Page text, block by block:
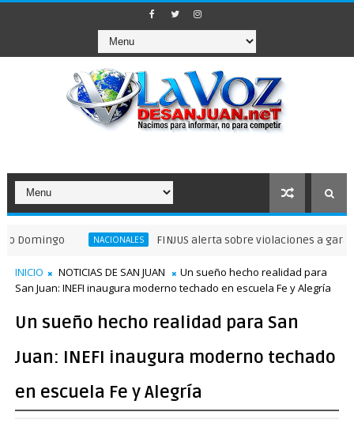
NACIONALES FINJUS alerta sobre violaciones a garantías
INICIO NOTICIAS DE SAN JUAN
Un sueño hecho realidad para
San Juan: INEFI inaugura moderno techado en escuela Fe y Alegría
Un sueño hecho realidad para San
Juan: INEFI inaugura moderno techado
en escuela Fe y Alegría